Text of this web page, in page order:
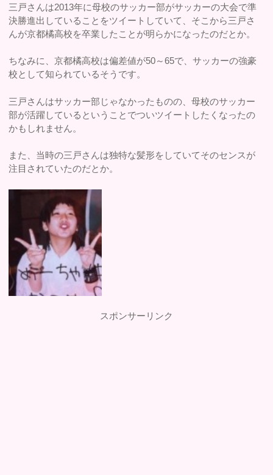
三戸さんは2013年に母校のサッカー部がサッカーの大会で準
決勝進出していることをツイートしていて、そこから三戸さ
んが京都橘高校を卒業したことが明らかになったのだとか。
ちなみに、京都橘高校は偏差値が50～65で、サッカーの強豪
校として知られているそうです。
三戸さんはサッカー部じゃなかったものの、母校のサッカー
部が活躍しているということでついツイートしたくなったの
かもしれません。
また、当時の三戸さんは独特な髪形をしていてそのセンスが
注目されていたのだとか。
スポンサーリンク